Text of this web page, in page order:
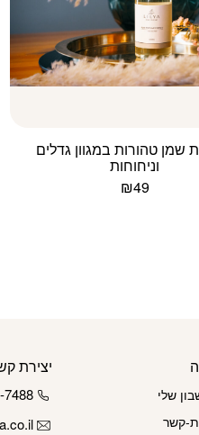
שמן טהורות במגוון גדלים
וניחוחות
₪49
שלי
קשר
יצירת
7488